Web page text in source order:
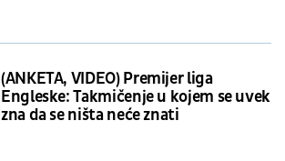
(ANKETA, VIDEO) Premijer liga
Engleske: Takmičenje u kojem se uvek
zna da se ništa neće znati